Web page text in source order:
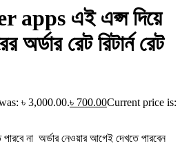
এই এপ্স দিয়ে
অর্ডার রেট রিটার্ন রেট
৳ 3,000.00.৳ 700.00Current price is:
না অর্ডার নেওয়ার আগেই দেখতে পারবেন